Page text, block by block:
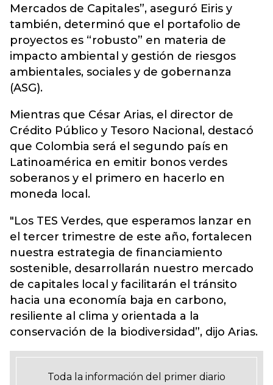
Mercados de Capitales”, aseguró Eiris y
también, determinó que el portafolio de
proyectos es “robusto” en materia de
impacto ambiental y gestión de riesgos
ambientales, sociales y de gobernanza
(ASG).
Mientras que César Arias, el director de
Crédito Público y Tesoro Nacional, destacó
que Colombia será el segundo país en
Latinoamérica en emitir bonos verdes
soberanos y el primero en hacerlo en
moneda local.
"Los TES Verdes, que esperamos lanzar en
el tercer trimestre de este año, fortalecen
nuestra estrategia de financiamiento
sostenible, desarrollarán nuestro mercado
de capitales local y facilitarán el tránsito
hacia una economía baja en carbono,
resiliente al clima y orientada a la
conservación de la biodiversidad”, dijo Arias.
Toda la información del primer diario